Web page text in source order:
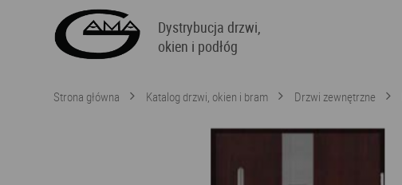
Dystrybucja drzwi,
okien i podłóg
Strona główna Katalog drzwi, okien i bram Drzwi zewnętrzne